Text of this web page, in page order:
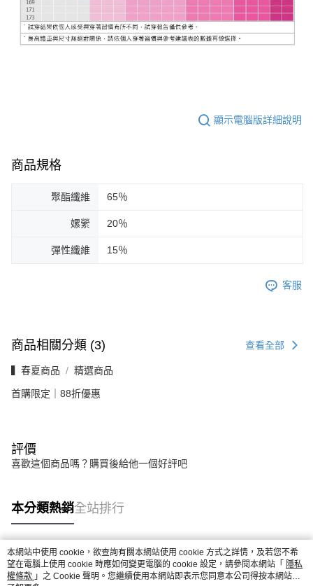
顯示電腦版詳細說明
商品規格
聚酯纖維 65％
嫘縈 20％
彈性纖維 15％
客服
商品相關分類 (3) 查看全部
▍春夏商品 精選商品
首購限定｜88折優惠
評價
喜歡這個商品嗎？購買後給他一個好評吧
本分類熱銷全站排行
熱門標籤
本網站中使用 cookie，欲查詢有關本網站使用 cookie 方式之詳情，及若您不希
望在電腦上使用 cookie 時應如何變更電腦的 cookie 設定，請參閱本網站「 隱私
權條款 」之 Cookie 聲明。您繼續使用本網站即表示您同意本公司得按本網站使